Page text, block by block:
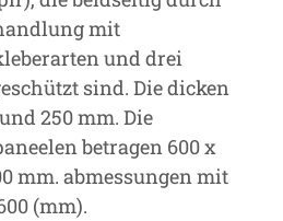
mit
und drei
sind. Die dicken
250 mm. Die
betragen 600 x
mm. abmessungen mit
(mm).